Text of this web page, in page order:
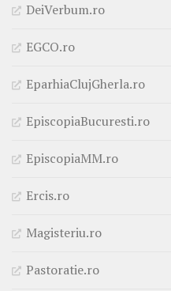
DeiVerbum.ro
EGCO.ro
EparhiaClujGherla.ro
EpiscopiaBucuresti.ro
EpiscopiaMM.ro
Ercis.ro
Magisteriu.ro
Pastoratie.ro